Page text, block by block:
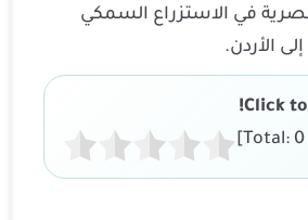
في الاستزراع السمكي
الأردن.
Click
0
]